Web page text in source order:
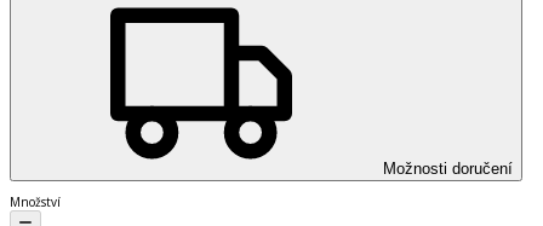
Možnosti doručení
Množství